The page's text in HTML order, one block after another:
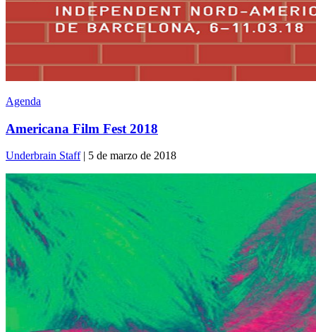
Agenda
Americana Film Fest 2018
Underbrain Staff| 5 de marzo de 2018